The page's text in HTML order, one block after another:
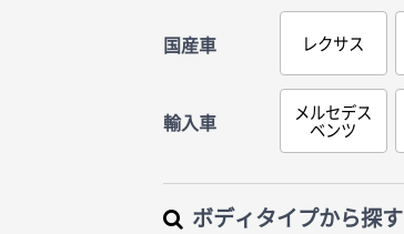
国産車 レクサス
輸入車 メルセデス
ベンツ
ボディタイプから探す